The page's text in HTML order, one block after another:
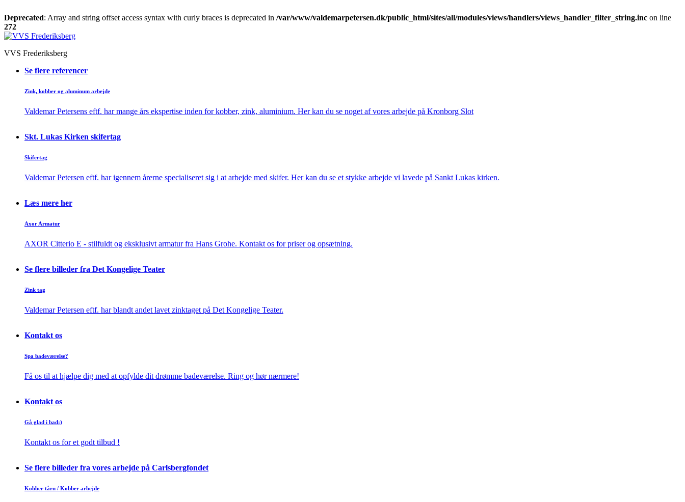
Deprecated: Array and string offset access syntax with curly braces is deprecated in /var/www/valdemarpetersen.dk/public_html/sites/all/modules/views/handlers/views_handler_filter_string.inc on line
272
VVS Frederiksberg
Se flere referencer
Zink, kobber og aluminum arbejde
Valdemar Petersens eftf. har mange års ekspertise inden for kobber, zink, aluminium. Her kan du se noget af vores arbejde på Kronborg Slot
Skt. Lukas Kirken skifertag
Skifertag
Valdemar Petersen eftf. har igennem årerne specialiseret sig i at arbejde med skifer. Her kan du se et stykke arbejde vi lavede på Sankt Lukas kirken.
Læs mere her
Axor Armatur
AXOR Citterio E - stilfuldt og eksklusivt armatur fra Hans Grohe. Kontakt os for priser og opsætning.
Se flere billeder fra Det Kongelige Teater
Zink tag
Valdemar Petersen eftf. har blandt andet lavet zinktaget på Det Kongelige Teater.
Kontakt os
Spa badeværelse?
Få os til at hjælpe dig med at opfylde dit drømme badeværelse. Ring og hør nærmere!
Kontakt os
Gå glad i bad:)
Kontakt os for et godt tilbud !
Se flere billeder fra vores arbejde på Carlsbergfondet
Kobber tårn / Kobber arbejde